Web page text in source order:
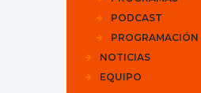
PODCAST
PROGRAMACIÓN
NOTICIAS
EQUIPO